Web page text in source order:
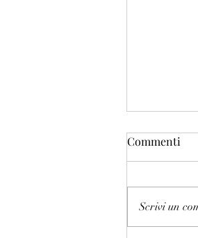
Commenti
Scrivi un